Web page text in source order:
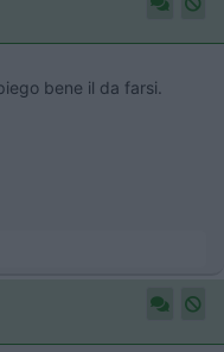
bene il da farsi.